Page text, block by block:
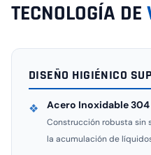
TECNOLOGÍA DE
DISEÑO HIGIÉNICO
❖ Acero Inoxidable 304
Construcción robusta sin
la acumulación de